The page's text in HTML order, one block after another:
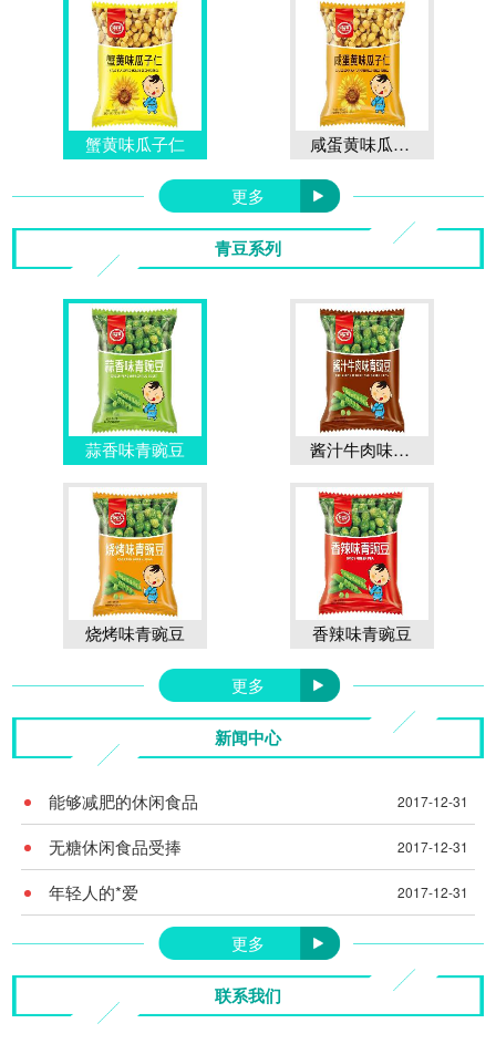
蟹黄味瓜子仁 咸蛋黄味瓜子仁
更多
青豆系列
蒜香味青豌豆 酱汁牛肉味青豌豆
烧烤味青豌豆 香辣味青豌豆
更多
新闻中心
能够减肥的休闲食品 2017-12-31
无糖休闲食品受捧 2017-12-31
年轻人的*爱 2017-12-31
更多
联系我们